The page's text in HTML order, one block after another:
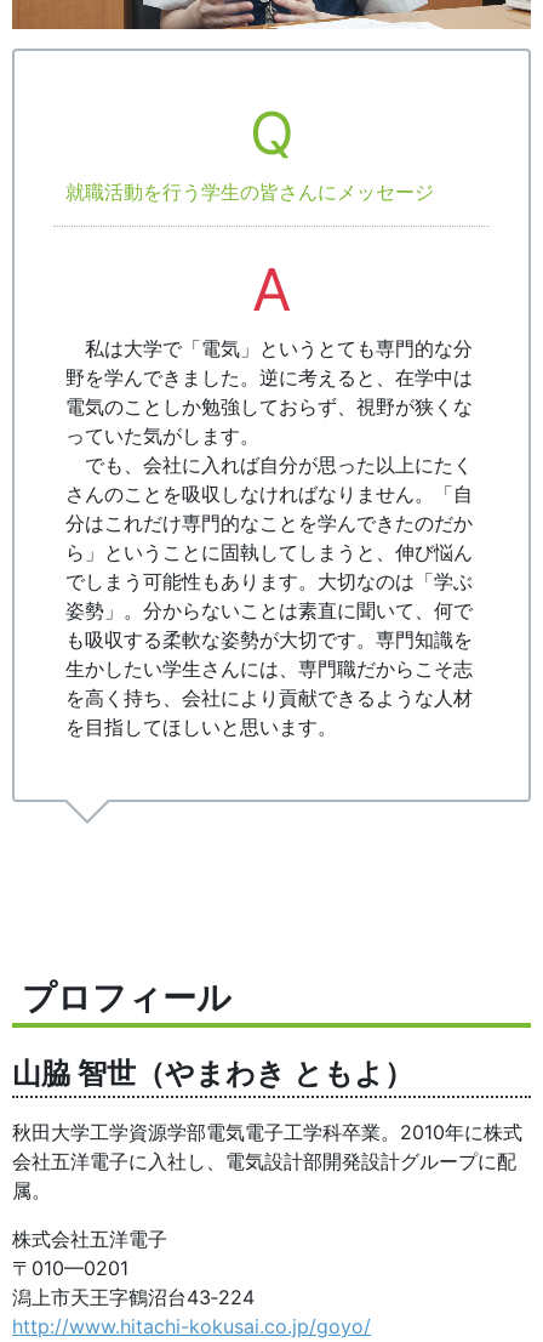
Q
就職活動を行う学生の皆さんにメッセージ
A
私は大学で「電気」というとても専門的な分
野を学んできました。逆に考えると、在学中は
電気のことしか勉強しておらず、視野が狭くな
っていた気がします。
でも、会社に入れば自分が思った以上にたく
さんのことを吸収しなければなりません。「自
分はこれだけ専門的なことを学んできたのだか
ら」ということに固執してしまうと、伸び悩ん
でしまう可能性もあります。大切なのは「学ぶ
姿勢」。分からないことは素直に聞いて、何で
も吸収する柔軟な姿勢が大切です。専門知識を
生かしたい学生さんには、専門職だからこそ志
を高く持ち、会社により貢献できるような人材
を目指してほしいと思います。
プロフィール
山脇 智世（やまわき ともよ）
秋田大学工学資源学部電気電子工学科卒業。2010年に株式
会社五洋電子に入社し、電気設計部開発設計グループに配
属。
株式会社五洋電子
〒010—0201
潟上市天王字鶴沼台43‐224
http://www.hitachi-kokusai.co.jp/goyo/